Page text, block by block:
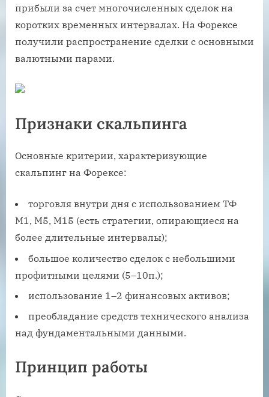
прибыли за счет многочисленных сделок на
коротких временных интервалах. На Форексе
получили распространение сделки с основными
валютными парами.
Признаки скальпинга
Основные критерии, характеризующие
скальпинг на Форексе:
торговля внутри дня с использованием ТФ
М1, М5, М15 (есть стратегии, опирающиеся на
более длительные интервалы);
большое количество сделок с небольшими
профитными целями (5–10п.);
использование 1–2 финансовых активов;
преобладание средств технического анализа
над фундаментальными данными.
Принцип работы